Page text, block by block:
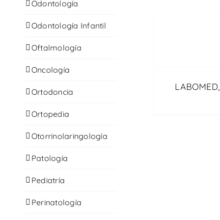
Odontología
Odontología Infantil
Oftalmología
Oncología
Ortodoncia
Ortopedia
Otorrinolaringología
Patología
Pediatría
Perinatología